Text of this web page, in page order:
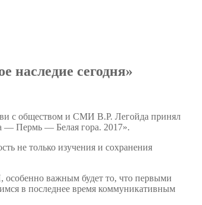
наследие сегодня»
с обществом и СМИ В.Р. Легойда принял
— Пермь — Белая гора. 2017».
не только изучения и сохранения
важным будет то, что первыми
в последнее время коммуникативным